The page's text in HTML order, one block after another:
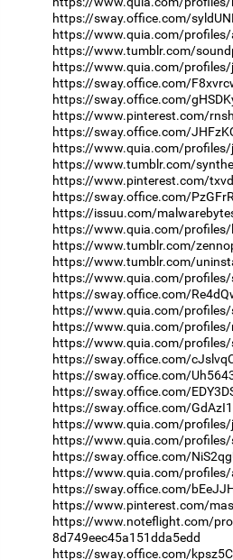
https://sway.office.com/
https://www.quia.com/profiles/
https://www.tumblr.com/
https://www.quia.com/profiles/
https://sway.office.com/
https://sway.office.com/
https://www.pinterest.com/
https://sway.office.com/
https://www.quia.com/
https://www.tumblr.com/
https://www.pinterest.com/
https://sway.office.com/
https://issuu.com/
https://www.quia.com/
https://www.tumblr.com/
https://www.tumblr.com/
https://www.quia.com/
https://sway.office.com/
https://www.quia.com/profiles/
https://www.quia.com/profiles/
https://www.quia.com/
https://sway.office.com/
https://sway.office.com/
https://sway.office.com/
https://sway.office.com/
https://www.quia.com/
https://www.quia.com/
https://sway.office.com/
https://www.quia.com/
https://sway.office.com/
https://www.pinterest.com/
https://www.noteflight.com/
8d749eec45a151dda5edd
https://sway.office.com/